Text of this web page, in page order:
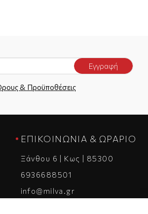
Εγγραφή
& Προϋποθέσεις
ΕΠΙΚΟΙΝΩΝΊΑ & ΩΡΆΡΙΟ
Ξάνθου 6 | Κως | 85300
6936688501
info@milva.gr